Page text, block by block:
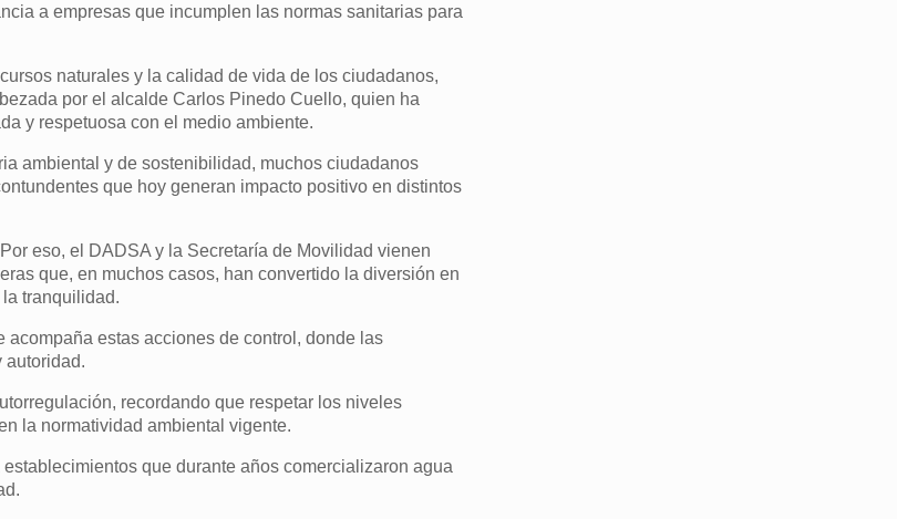
a empresas que incumplen las normas sanitarias para
naturales y la calidad de vida de los ciudadanos,
por el alcalde Carlos Pinedo Cuello, quien ha
y respetuosa con el medio ambiente.
ambiental y de sostenibilidad, muchos ciudadanos
que hoy generan impacto positivo en distintos
eso, el DADSA y la Secretaría de Movilidad vienen
que, en muchos casos, han convertido la diversión en
tranquilidad.
acompaña estas acciones de control, donde las
autoridad.
recordando que respetar los niveles
la normatividad ambiental vigente.
que durante años comercializaron agua